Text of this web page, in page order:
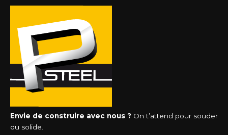
Envie de construire avec nous ? On t’attend pour souder
du solide.